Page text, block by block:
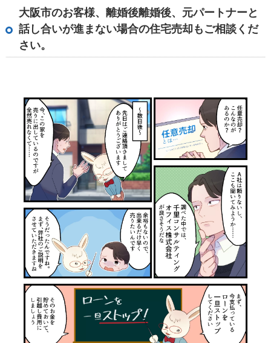
大阪市のお客様、離婚後離婚後、元パートナーと
話し合いが進まない場合の住宅売却もご相談くだ
さい。